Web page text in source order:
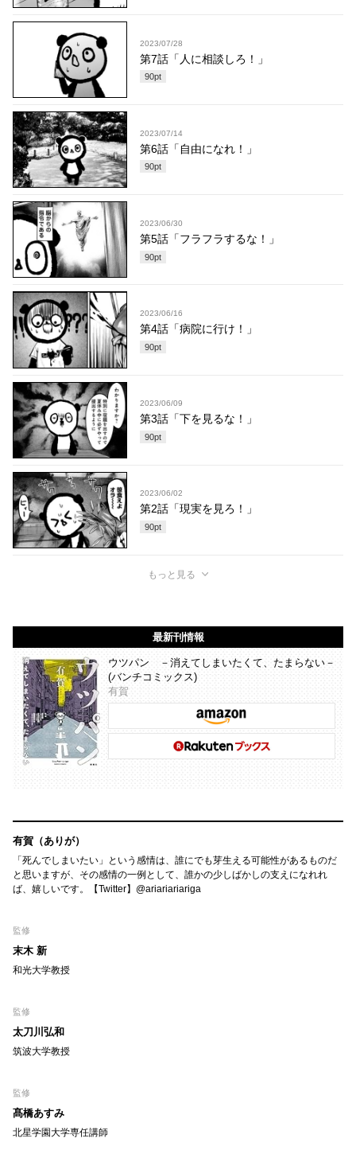
2023/07/28
第7話「人に相談しろ！」
90pt
2023/07/14
第6話「自由になれ！」
90pt
2023/06/30
第5話「フラフラするな！」
90pt
2023/06/16
第4話「病院に行け！」
90pt
2023/06/09
第3話「下を見るな！」
90pt
2023/06/02
第2話「現実を見ろ！」
90pt
もっと見る
最新刊情報
ウツパン －消えてしまいたくて、たまらない－
(バンチコミックス)
有賀
有賀（ありが）
「死んでしまいたい」という感情は、誰にでも芽生える可能性があるものだ
と思いますが、その感情の一例として、誰かの少しばかしの支えになれれ
ば、嬉しいです。【Twitter】@ariariariariga
監修
末木 新
和光大学教授
監修
太刀川弘和
筑波大学教授
監修
髙橋あすみ
北星学園大学専任講師